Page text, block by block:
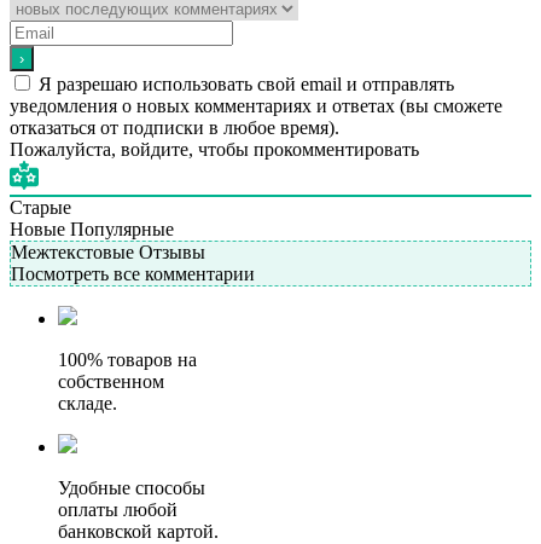
Я разрешаю использовать свой email и отправлять
уведомления о новых комментариях и ответах (вы cможете
отказаться от подписки в любое время).
Пожалуйста, войдите, чтобы прокомментировать
Старые
Новые Популярные
Межтекстовые Отзывы
Посмотреть все комментарии
100% товаров на
собственном
складе.
Удобные способы
оплаты любой
банковской картой.